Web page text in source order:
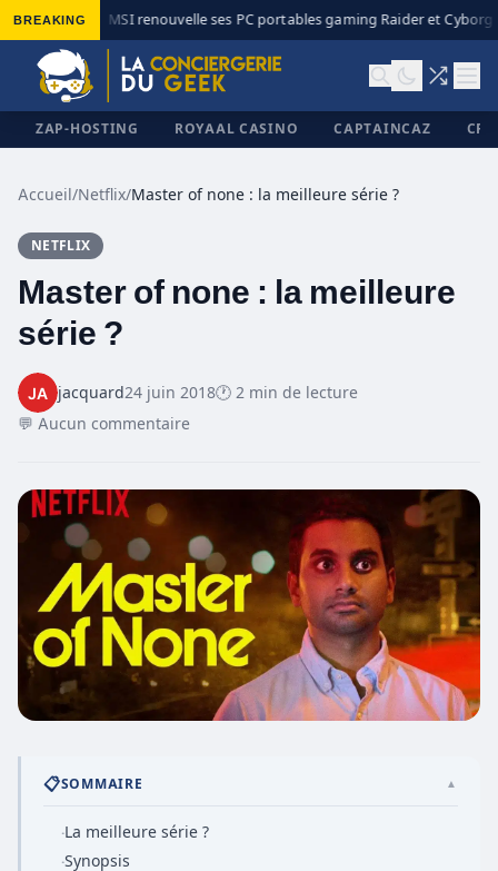
BREAKING MSI renouvelle ses PC portables gaming Raider et Cyborg
ZAP-HOSTING ROYAAL CASINO CAPTAINCAZ
Accueil/Netflix/Master of none : la meilleure série ?
NETFLIX
Master of none : la meilleure
série ?
jacquard24 juin 2018🕐 2 min de lecture
💬 Aucun commentaire
📋SOMMAIRE ▲
·La meilleure série ?
·Synopsis